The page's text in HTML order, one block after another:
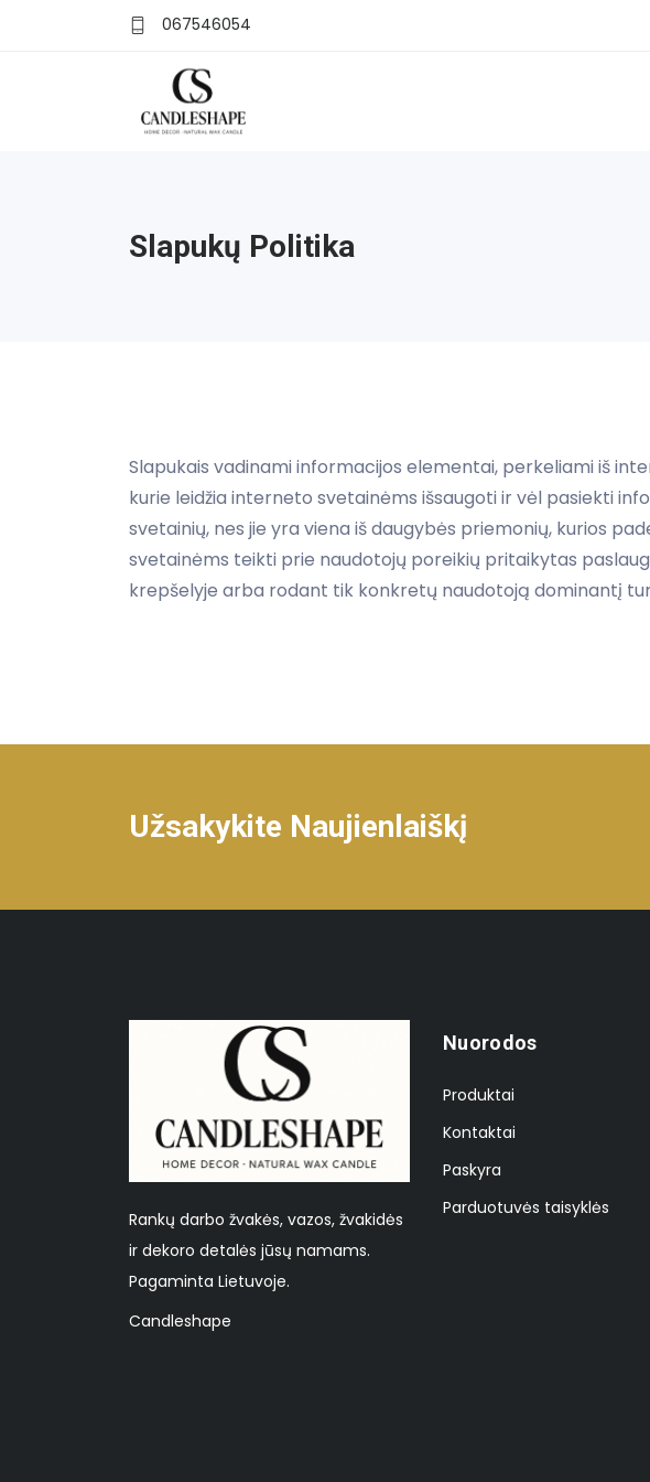
067546054
Slapukų Politika
Slapukais vadinami informacijos elementai, perkeliami iš
kurie leidžia interneto svetainėms išsaugoti ir vėl pasiekti
svetainių, nes jie yra viena iš daugybės priemonių, kurios
svetainėms teikti prie naudotojų poreikių pritaikytas
krepšelyje arba rodant tik konkretų naudotoją dominantį
Užsakykite Naujienlaiškį
Rankų darbo žvakės, vazos, žvakidės
ir dekoro detalės jūsų namams.
Pagaminta Lietuvoje.
Candleshape
Nuorodos
Produktai
Kontaktai
Paskyra
Parduotuvės taisyklės